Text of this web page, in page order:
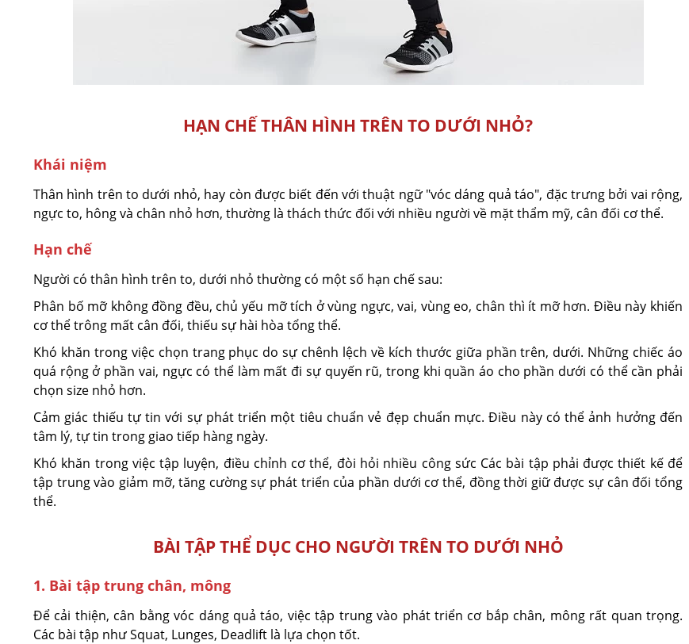
HẠN CHẾ THÂN HÌNH TRÊN TO DƯỚI NHỎ?
Khái niệm
Thân hình trên to dưới nhỏ, hay còn được biết đến với thuật ngữ "vóc dáng quả táo", đặc trưng bởi vai rộng,
ngực to, hông và chân nhỏ hơn, thường là thách thức đối với nhiều người về mặt thẩm mỹ, cân đối cơ thể.
Hạn chế
Người có thân hình trên to, dưới nhỏ thường có một số hạn chế sau:
Phân bố mỡ không đồng đều, chủ yếu mỡ tích ở vùng ngực, vai, vùng eo, chân thì ít mỡ hơn. Điều này khiến
cơ thể trông mất cân đối, thiếu sự hài hòa tổng thể.
Khó khăn trong việc chọn trang phục do sự chênh lệch về kích thước giữa phần trên, dưới. Những chiếc áo
quá rộng ở phần vai, ngực có thể làm mất đi sự quyến rũ, trong khi quần áo cho phần dưới có thể cần phải
chọn size nhỏ hơn.
Cảm giác thiếu tự tin với sự phát triển một tiêu chuẩn vẻ đẹp chuẩn mực. Điều này có thể ảnh hưởng đến
tâm lý, tự tin trong giao tiếp hàng ngày.
Khó khăn trong việc tập luyện, điều chỉnh cơ thể, đòi hỏi nhiều công sức Các bài tập phải được thiết kế để
tập trung vào giảm mỡ, tăng cường sự phát triển của phần dưới cơ thể, đồng thời giữ được sự cân đối tổng
thể.
BÀI TẬP THỂ DỤC CHO NGƯỜI TRÊN TO DƯỚI NHỎ
1. Bài tập trung chân, mông
Để cải thiện, cân bằng vóc dáng quả táo, việc tập trung vào phát triển cơ bắp chân, mông rất quan trọng.
Các bài tập như Squat, Lunges, Deadlift là lựa chọn tốt.